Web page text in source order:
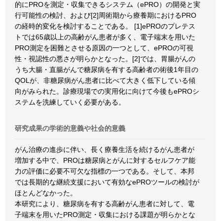
的にPROを測定・収集できるシステム（ePRO）の開発と実
行可能性の検討、および[2]周術期から療養期におけるPRO
の経時的変化を検討することである。 [1]ePROのプレテス
トでは65歳以上の高齢がん患者が多く、電子端末を用いた
PRO測定を困難とさせる原因の一つとして、ePROの可視
性・視認性の悪さが明らかとなった。[2]では、胃腸がんの
うち大腸・直腸がんで糖尿病を有する高齢者の術後1年目の
QOLが、非糖尿病がん患者に比べて大きく低下している傾
向がみられた。診療現場での実用化に向けて今後もePROシ
ステムを洗練していく必要がある。
研究成果の学術的意義や社会的意義
がん治療の進歩に伴い、長く療養生活を続けるがん患者が
増加する中で、PROは糖尿病とがんに対するセルフケア能
力の評価に必要不可欠な指標の一つである。そして、本邦
では長期的な継続支援において有効なePROツールの検討が
ほとんどなかった。
本研究により、糖尿病を有する高齢がん患者に対して、電
子端末を用いたPRO測定・収集における課題が明らかとな